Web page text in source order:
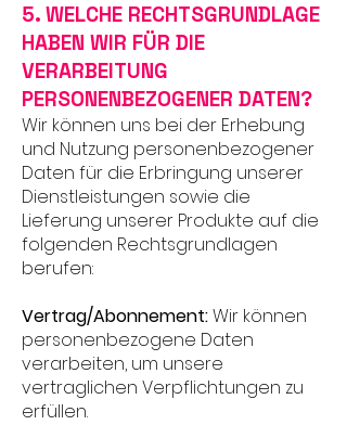
5. WELCHE RECHTSGRUNDLAGE
HABEN WIR FÜR DIE
VERARBEITUNG
PERSONENBEZOGENER DATEN?
Wir können uns bei der Erhebung
und Nutzung personenbezogener
Daten für die Erbringung unserer
Dienstleistungen sowie die
Lieferung unserer Produkte auf die
folgenden Rechtsgrundlagen
berufen:
Vertrag/Abonnement:Wir können
personenbezogene Daten
verarbeiten, um unsere
vertraglichen Verpflichtungen zu
erfüllen.